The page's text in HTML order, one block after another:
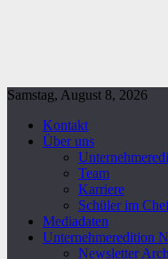
Samstag, August 8, 2026
Kontakt
Über uns
Team
Karriere
Schüler im
Mediadaten
Unternehmeredition
Newsletter